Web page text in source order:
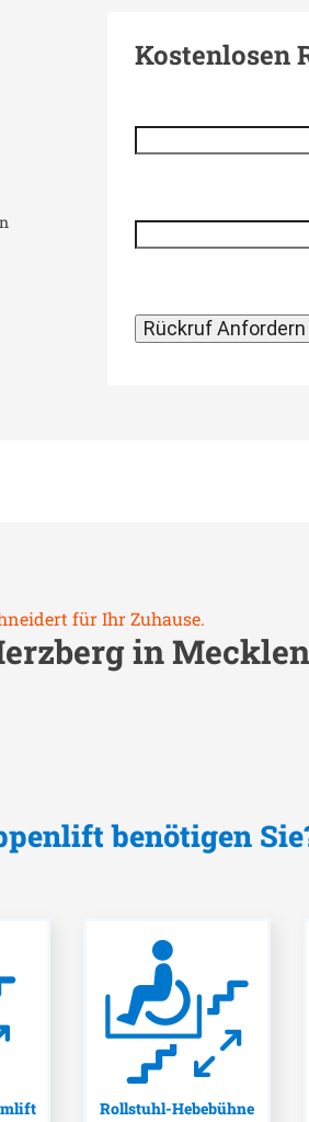
Kostenlosen
für Ihr Zuhause.
in
benötigen
Rollstuhl-Hebebühne